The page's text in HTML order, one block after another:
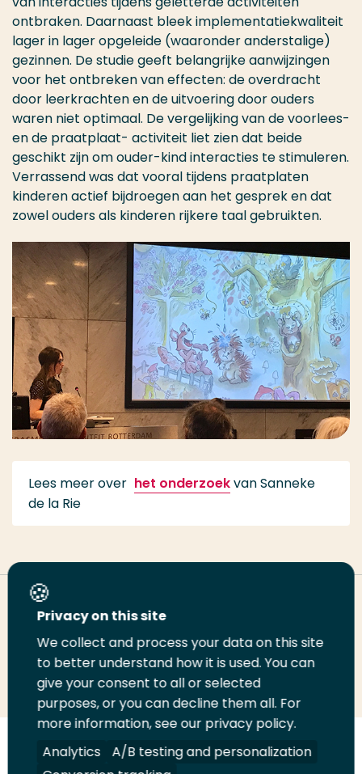
ontbraken. Daarnaast bleek implementatiekwaliteit
lager in lager opgeleide (waaronder anderstalige)
gezinnen. De studie geeft belangrijke aanwijzingen
voor het ontbreken van effecten: de overdracht
door leerkrachten en de uitvoering door ouders
waren niet optimaal. De vergelijking van de voorlees-
en de praatplaat- activiteit liet zien dat beide
geschikt zijn om ouder-kind interacties te stimuleren.
Verrassend was dat vooral tijdens praatplaten
kinderen actief bijdroegen aan het gesprek en dat
zowel ouders als kinderen rijkere taal gebruikten.
Lees meer over het onderzoekvan Sanneke
de la Rie
Deel deze pagina
Deel
LinkedIn
Deel
op
Twitter
Deel
op
Facebook
Email
deze
pagina
Print
deze
pagina
VolgVolgVolgVolg
Privacy on this site
We collect and process your data on this site
to better understand how it is used. You can
give your consent to all or selected
purposes, or you can decline them all. For
more information, see our privacy policy.
Analytics
A/B testing and personalization